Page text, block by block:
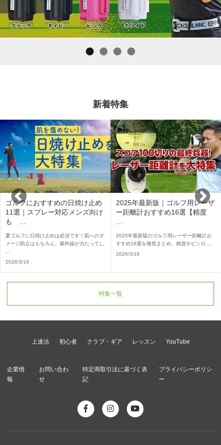
新着特集
ゴルフにおすすめの日焼け止め
11選｜スプレー対応メンズ向け
も …
夏ゴルフに日焼け止めは必須です！肌へのダ
メージ防止はもちろん、紫外線が当たってし
...
2026/3/19
2025年最新版｜ゴルフ用レーザ
ー距離計おすすめ16選【精度
2025年最新版のゴルフ用レーザー距離計お
すすめ16選を徹底まとめ。精度やピンロ ...
2026/3/19
特集一覧
上達法 初心者 クラブ・ギア レッスン YouTube
企業情
報
お問い合わ
せ
特定商取引法に基づく表
記
プライバシーポリシ
ー